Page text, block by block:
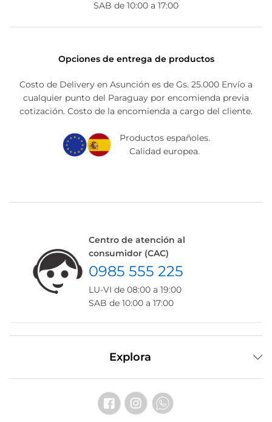
SAB de 10:00 a 17:00
Opciones de entrega de productos
Costo de Delivery en Asunción es de Gs. 25.000 Envío a
cualquier punto del Paraguay por encomienda previa
cotización. Costo de la encomienda a cargo del cliente.
Productos españoles.
Calidad europea.
Centro de atención al
consumidor (CAC)
0985 555 225
LU-VI de 08:00 a 19:00
SAB de 10:00 a 17:00
Explora